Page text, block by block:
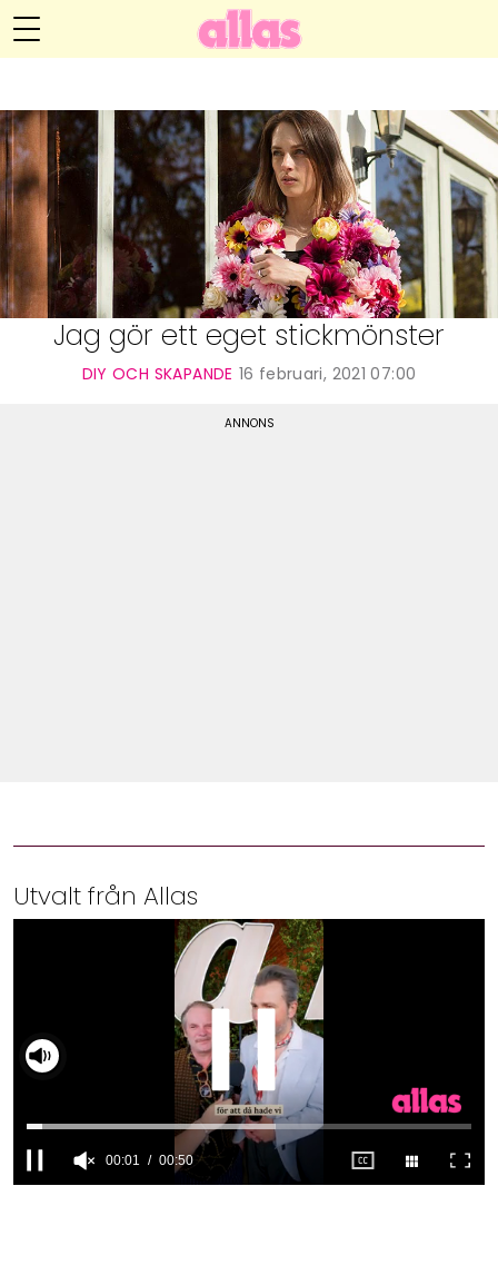
Hälsa
Relationer
Handarbete
Anna María Larssons blogg
Hem
Om Anna María
Kategorier
Arkiv
Kontakt
Jag gör ett eget stickmönster
DIY OCH SKAPANDE 16 februari, 2021 07:00
Utvalt från Allas
00:02 00:50